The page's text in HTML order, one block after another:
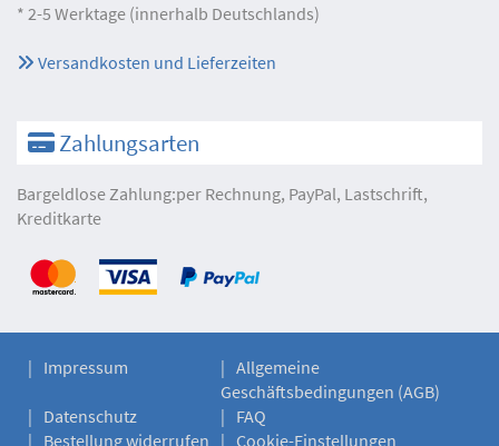
* 2-5 Werktage (innerhalb Deutschlands)
Versandkosten und Lieferzeiten
Zahlungsarten
Bargeldlose Zahlung:per Rechnung, PayPal, Lastschrift,
Kreditkarte
Impressum
Allgemeine
Geschäftsbedingungen (AGB)
Datenschutz
FAQ
Bestellung widerrufen
Cookie-Einstellungen